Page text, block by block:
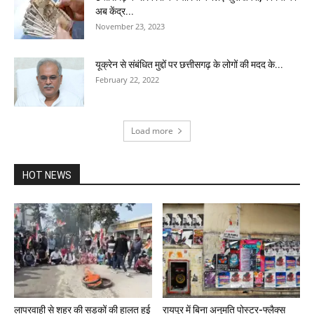
अब केंद्र...
November 23, 2023
यूक्रेन से संबंधित मुद्दों पर छत्तीसगढ़ के लोगों की मदद के...
February 22, 2022
Load more
HOT NEWS
लापरवाही से शहर की सड़कों की हालत हुई रायपुर में बिना अनुमति पोस्टर-फ्लैक्स